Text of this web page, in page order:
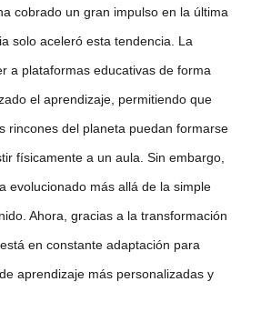
cobrado un gran impulso en la última
solo aceleró esta tendencia. La
a plataformas educativasde forma
el aprendizaje, permitiendo que
rincones del planeta puedan formarse
físicamente a un aula. Sin embargo,
evolucionado más allá de la simple
Ahora, gracias a la transformación
está en constante adaptación para
aprendizaje más personalizadas y